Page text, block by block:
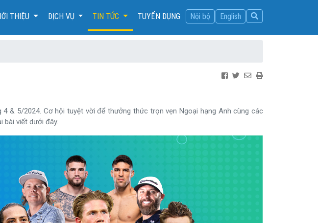
THIỆU DỊCH VỤ TIN TỨC TUYỂN DỤNG Nội bộ English
& 5/2024. Cơ hội tuyệt vời để thưởng thức trọn vẹn Ngoại hạng Anh cùng các
bài viết dưới đây.